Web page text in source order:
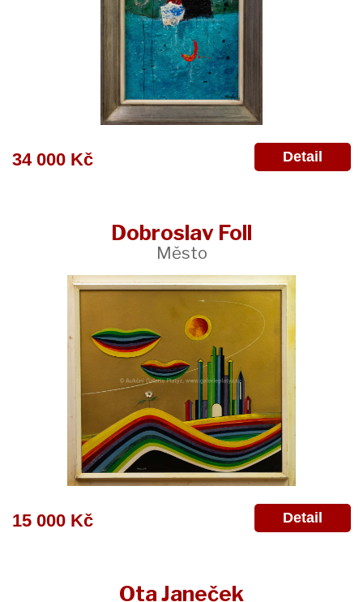
34 000 Kč Detail
Dobroslav Foll
Město
15 000 Kč Detail
Ota Janeček